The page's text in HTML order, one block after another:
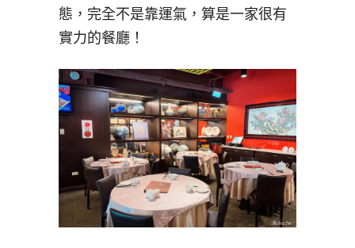
態，完全不是靠運氣，算是一家很有
實力的餐廳！